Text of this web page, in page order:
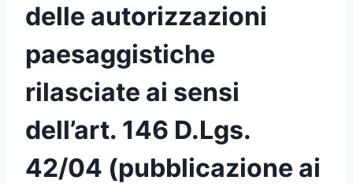
delle autorizzazioni
paesaggistiche
rilasciate ai sensi
dell’art. 146 D.Lgs.
42/04 (pubblicazione ai